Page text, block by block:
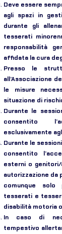
Deve essere
agli spazi in
durante gli
tesserati
responsabilità
affidata la cura
Presso le
all’Associazione
le misure
situazione di
Durante le
consentito
esclusivamente
Durante le
consentito
esterni o genitori/
autorizzazione da
comunque solo
tesserati e
disabilità motoria
In caso di
tempestivo